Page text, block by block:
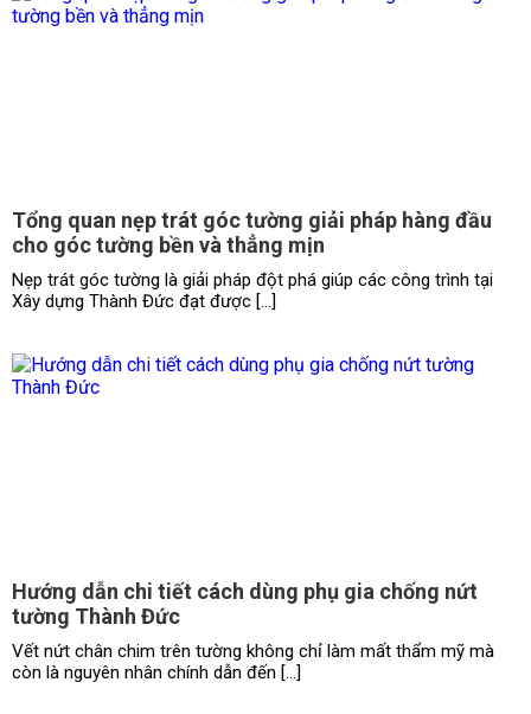
Tổng quan nẹp trát góc tường giải pháp hàng đầu
cho góc tường bền và thẳng mịn
Nẹp trát góc tường là giải pháp đột phá giúp các công trình tại
Xây dựng Thành Đức đạt được […]
Hướng dẫn chi tiết cách dùng phụ gia chống nứt
tường Thành Đức
Vết nứt chân chim trên tường không chỉ làm mất thẩm mỹ mà
còn là nguyên nhân chính dẫn đến […]